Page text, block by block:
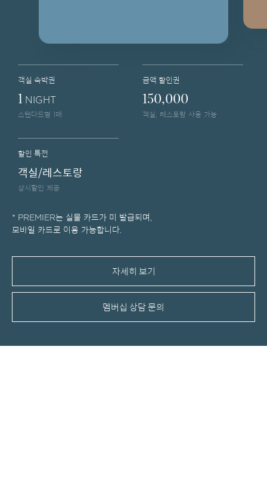
객실 숙박권
1 NIGHT
스탠다드형 1매
금액 할인권
150,000
객실, 레스토랑 사용 가능
할인 특전
객실/레스토랑
상시할인 제공
* PREMIER는 실물 카드가 미 발급되며,
모바일 카드로 이용 가능합니다.
자세히 보기
멤버십 상담 문의